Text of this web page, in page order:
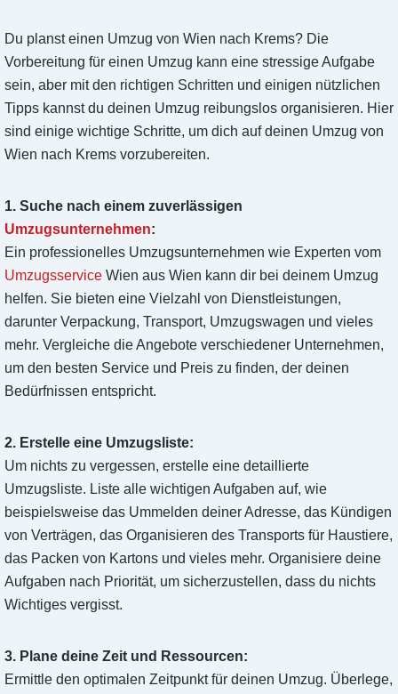
Du planst einen Umzug von Wien nach Krems? Die
Vorbereitung für einen Umzug kann eine stressige Aufgabe
sein, aber mit den richtigen Schritten und einigen nützlichen
Tipps kannst du deinen Umzug reibungslos organisieren. Hier
sind einige wichtige Schritte, um dich auf deinen Umzug von
Wien nach Krems vorzubereiten.
1. Suche nach einem zuverlässigen
Umzugsunternehmen:
Ein professionelles Umzugsunternehmen wie Experten vom
Umzugsservice Wien aus Wien kann dir bei deinem Umzug
helfen. Sie bieten eine Vielzahl von Dienstleistungen,
darunter Verpackung, Transport, Umzugswagen und vieles
mehr. Vergleiche die Angebote verschiedener Unternehmen,
um den besten Service und Preis zu finden, der deinen
Bedürfnissen entspricht.
2. Erstelle eine Umzugsliste:
Um nichts zu vergessen, erstelle eine detaillierte
Umzugsliste. Liste alle wichtigen Aufgaben auf, wie
beispielsweise das Ummelden deiner Adresse, das Kündigen
von Verträgen, das Organisieren des Transports für Haustiere,
das Packen von Kartons und vieles mehr. Organisiere deine
Aufgaben nach Priorität, um sicherzustellen, dass du nichts
Wichtiges vergisst.
3. Plane deine Zeit und Ressourcen:
Ermittle den optimalen Zeitpunkt für deinen Umzug. Überlege,